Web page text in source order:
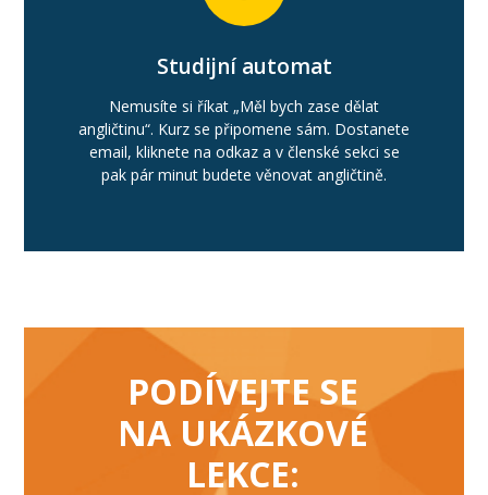
Studijní automat
Nemusíte si říkat „Měl bych zase dělat
angličtinu“. Kurz se připomene sám. Dostanete
email, kliknete na odkaz a v členské sekci se
pak pár minut budete věnovat angličtině.
PODÍVEJTE SE
NA UKÁZKOVÉ
LEKCE: